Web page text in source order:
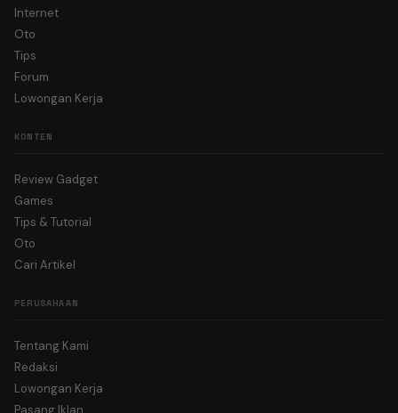
Internet
Oto
Tips
Forum
Lowongan Kerja
KONTEN
Review Gadget
Games
Tips & Tutorial
Oto
Cari Artikel
PERUSAHAAN
Tentang Kami
Redaksi
Lowongan Kerja
Pasang Iklan